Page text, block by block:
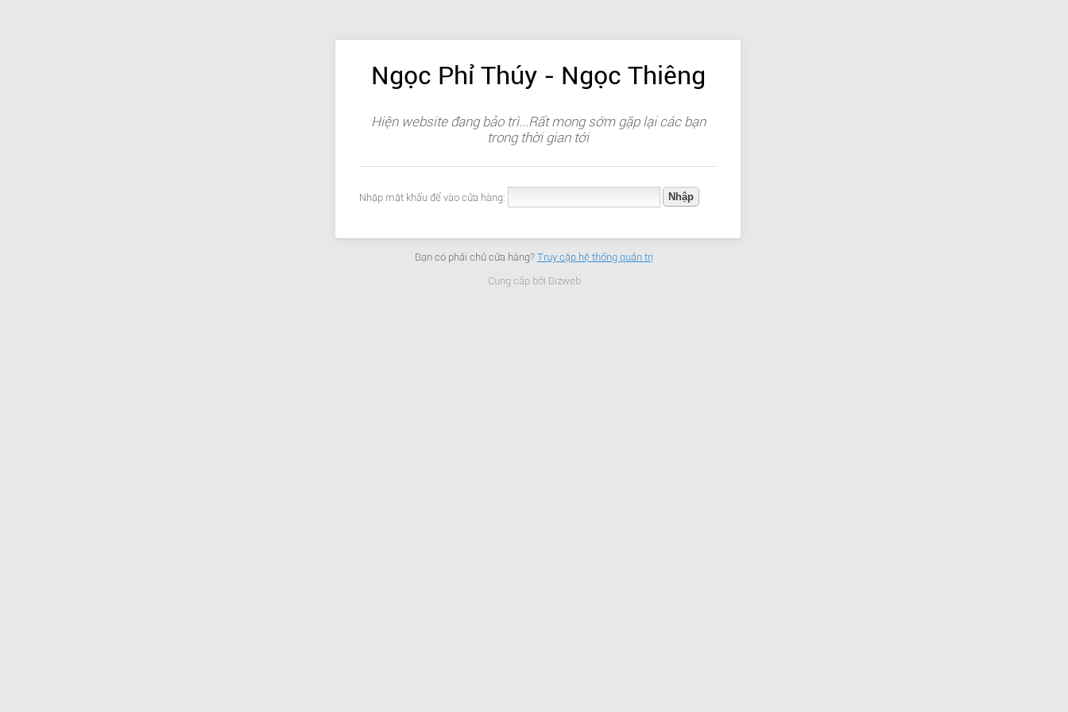
Ngọc Phỉ Thúy - Ngọc Thiêng
Hiện website đang bảo trì...Rất mong sớm gặp lại các bạn
trong thời gian tới
Nhập mật khẩu để vào cửa hàng:
Bạn có phải chủ cửa hàng? Truy cập hệ thống quản trị
Cung cấp bởi Bizweb